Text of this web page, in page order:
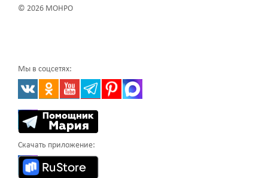
© 2026 МОНРО
Мы в соцсетях:
Скачать приложение: